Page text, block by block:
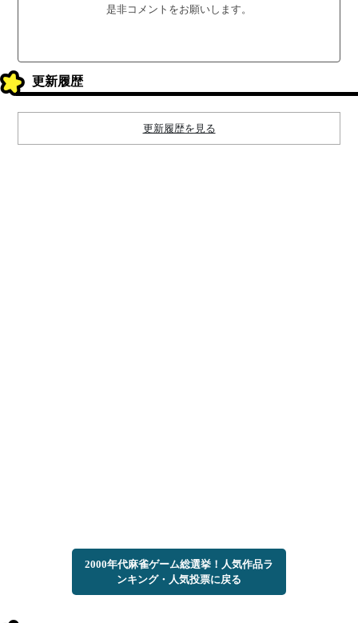
是非コメントをお願いします。
更新履歴
更新履歴を見る
2000年代麻雀ゲーム総選挙！人気作品ラ
ンキング・人気投票に戻る